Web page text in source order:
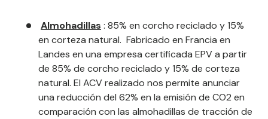
Almohadillas : 85% en corcho reciclado y 15%
en corteza natural. Fabricado en Francia en
Landes en una empresa certificada EPV a partir
de 85% de corcho reciclado y 15% de corteza
natural. El ACV realizado nos permite anunciar
una reducción del 62% en la emisión de CO2 en
comparación con las almohadillas de tracción de